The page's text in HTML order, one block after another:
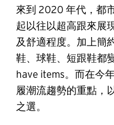
來到 2020 年代，都
起以往以超高跟來展
及舒適程度。加上簡
鞋、球鞋、短跟鞋都
have items。而在今
履潮流趨勢的重點，
之選。